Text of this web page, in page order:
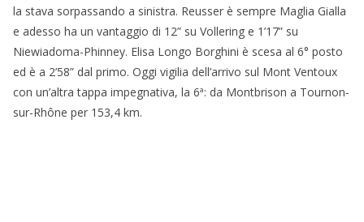
la stava sorpassando a sinistra. Reusser è sempre Maglia Gialla
e adesso ha un vantaggio di 12” su Vollering e 1’17” su
Niewiadoma-Phinney. Elisa Longo Borghini è scesa al 6° posto
ed è a 2’58” dal primo. Oggi vigilia dell’arrivo sul Mont Ventoux
con un’altra tappa impegnativa, la 6ª: da Montbrison a Tournon-
sur-Rhône per 153,4 km.